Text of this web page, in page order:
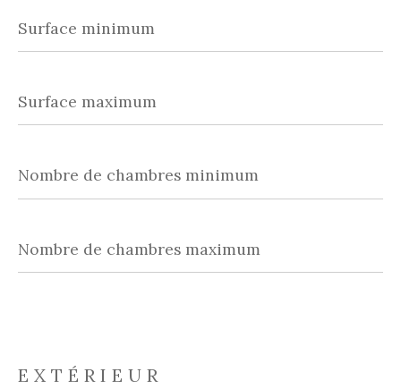
minimum
maximum
de
chambres
minimum
de
chambres
maximum
EXTÉRIEUR